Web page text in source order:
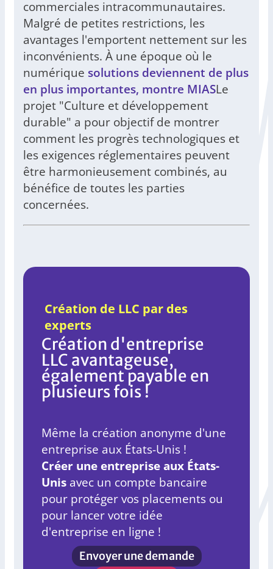
commerciales intracommunautaires.
Malgré de petites restrictions, les
avantages l'emportent nettement sur les
inconvénients. À une époque où le
numérique solutions deviennent de plus
en plus importantes, montre MIASLe
projet "Culture et développement
durable" a pour objectif de montrer
comment les progrès technologiques et
les exigences réglementaires peuvent
être harmonieusement combinés, au
bénéfice de toutes les parties
concernées.
Création de LLC par des
experts
Création d'entreprise
LLC avantageuse,
également payable en
plusieurs fois !
Même la création anonyme d'une
entreprise aux États-Unis !
Créer une entreprise aux États-
Unis avec un compte bancaire
pour protéger vos placements ou
pour lancer votre idée
d'entreprise en ligne !
Envoyer une demande